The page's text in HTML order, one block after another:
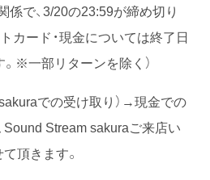
係で、3/20の23:59が締め切り
カード・現金については終了日
※一部リターンを除く）
での受け取り）→現金での
Sound Stream sakuraご来店い
頂きます。